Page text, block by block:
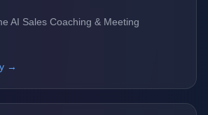
AI Sales Coaching & Meeting
→